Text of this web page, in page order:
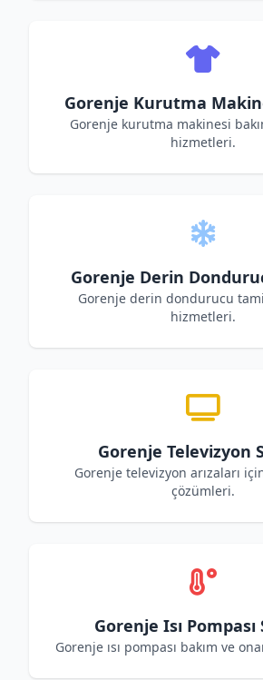
Gorenje Kurutma
Gorenje kurutma makinesi
hizmetleri.
Gorenje Derin
Gorenje derin dondurucu
hizmetleri.
Gorenje Televizyon
Gorenje televizyon arızaları
çözümleri.
Gorenje Isı Pompası
Gorenje ısı pompası bakım ve